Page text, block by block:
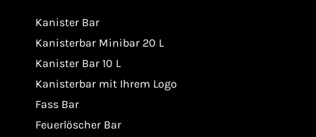
Kanister Bar
Kanisterbar Minibar 20 L
Kanister Bar 10 L
Kanisterbar mit Ihrem Logo
Fass Bar
Feuerlöscher Bar